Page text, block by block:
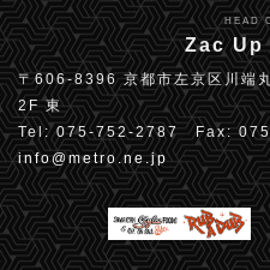
HEAD
Zac Up
〒606-8396 京都市左京区川端
2F 東
Tel: 075-752-2787 Fax:
info@metro.ne.jp